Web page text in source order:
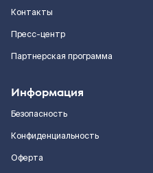
Контакты
Пресс-центр
Партнерская программа
Информация
Безопасность
Конфиденциальность
Оферта